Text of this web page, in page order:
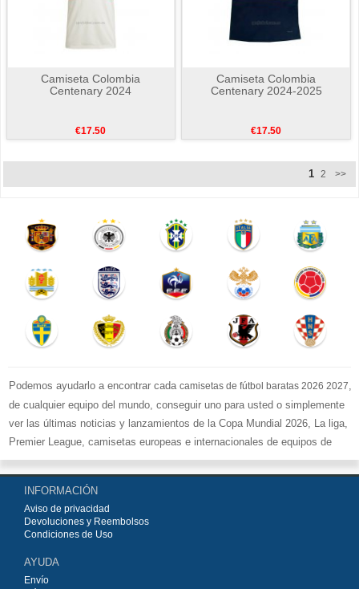
Camiseta Colombia
Centenary 2024
€17.50
Camiseta Colombia
Centenary 2024-2025
€17.50
1 2 >>
Podemos ayudarlo a encontrar cada camisetas de fútbol baratas 2026 2027
de cualquier equipo del mundo, conseguir uno para usted o simplemente
ver las últimas noticias y lanzamientos de la Copa Mundial 2026, La liga,
Premier League, camisetas europeas e internacionales de equipos de
fútbol y kits.
Comprecamisetas de fútbol baratas replicasen la tienda deportiva
más grande de Europa. ¡Grandes ofertas en todas las camisetas del club
de fútbol, ​​kits europeos e internacionales, todo a los precios más bajos!
Compre nuestra gran selección de
INFORMACIÓN
Aviso de privacidad
Devoluciones y Reembolsos
Condiciones de Uso
AYUDA
Envío